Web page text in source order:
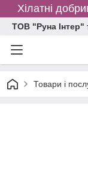
Хілатні
ТОВ "Руна Інтер"
Товари і